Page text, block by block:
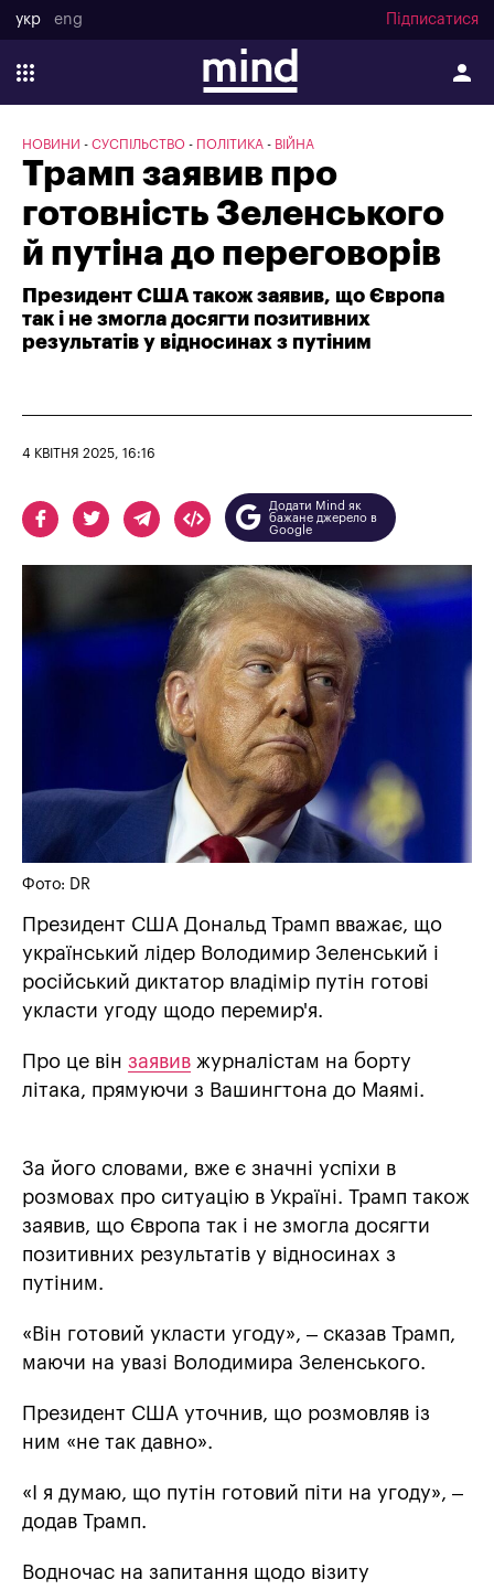
укр eng Підписатися
НОВИНИ СУСПІЛЬСТВО ПОЛІТИКА ВІЙНА
Трамп заявив про
готовність Зеленського
й путіна до переговорів
Президент США також заявив, що Європа
так і не змогла досягти позитивних
результатів у відносинах з путіним
4 КВІТНЯ 2025, 16:16
Додати Mind як
бажане джерело в
Google
Фото: DR
Президент США Дональд Трамп вважає, що
український лідер Володимир Зеленський і
російський диктатор владімір путін готові
укласти угоду щодо перемир'я.
Про це він заявив журналістам на борту
літака, прямуючи з Вашингтона до Маямі.
За його словами, вже є значні успіхи в
розмовах про ситуацію в Україні. Трамп також
заявив, що Європа так і не змогла досягти
позитивних результатів у відносинах з
путіним.
«Він готовий укласти угоду», – сказав Трамп,
маючи на увазі Володимира Зеленського.
Президент США уточнив, що розмовляв із
ним «не так давно».
«І я думаю, що путін готовий піти на угоду», –
додав Трамп.
Водночас на запитання щодо візиту